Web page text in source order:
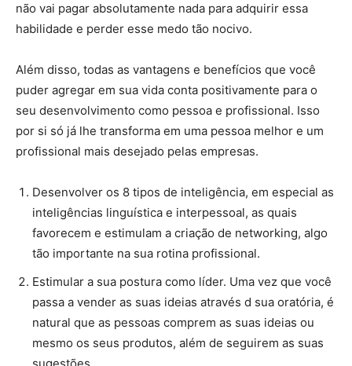
não vai pagar absolutamente nada para adquirir essa
habilidade e perder esse medo tão nocivo.
Além disso, todas as vantagens e benefícios que você
puder agregar em sua vida conta positivamente para o
seu desenvolvimento como pessoa e profissional. Isso
por si só já lhe transforma em uma pessoa melhor e um
profissional mais desejado pelas empresas.
Desenvolver os 8 tipos de inteligência, em especial as
inteligências linguística e interpessoal, as quais
favorecem e estimulam a criação de networking, algo
tão importante na sua rotina profissional.
Estimular a sua postura como líder. Uma vez que você
passa a vender as suas ideias através d sua oratória, é
natural que as pessoas comprem as suas ideias ou
mesmo os seus produtos, além de seguirem as suas